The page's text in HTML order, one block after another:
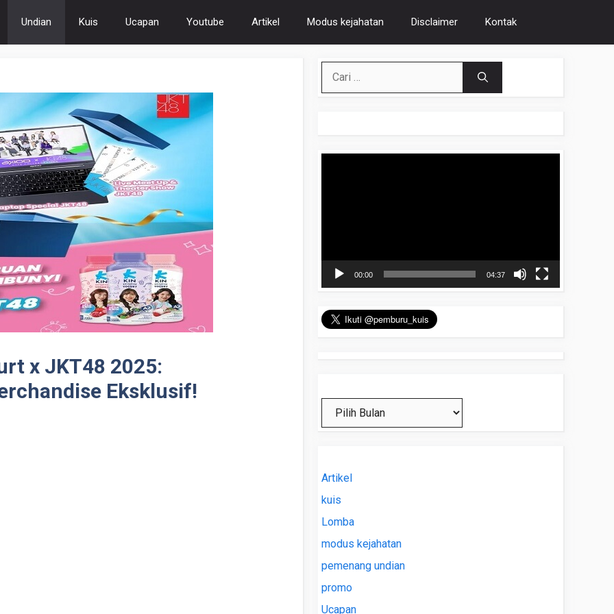
Undian Kuis Ucapan Youtube Artikel Modus kejahatan Disclaimer Kontak
x JKT48 2025:
Eksklusif!
untuk:
00:00 04:37
Artikel
kuis
Lomba
modus kejahatan
pemenang undian
promo
Ucapan